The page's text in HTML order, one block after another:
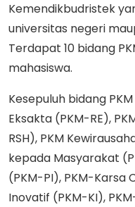
Kemendikbudristek
universitas negeri
Terdapat 10 bidang
mahasiswa.
Kesepuluh bidang
Eksakta (PKM-RE),
RSH), PKM
kepada Masyarakat
(PKM-PI), PKM-Karsa
Inovatif (PKM-KI),